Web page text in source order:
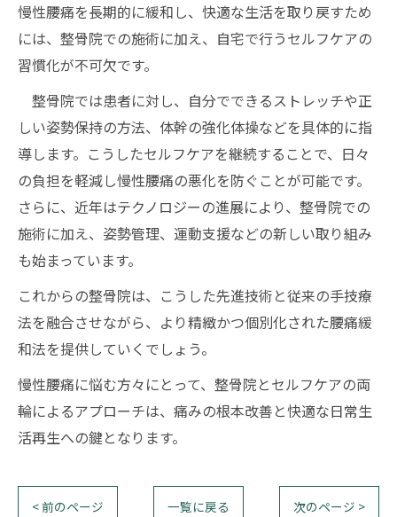
慢性腰痛を長期的に緩和し、快適な生活を取り戻すため
には、整骨院での施術に加え、自宅で行うセルフケアの
習慣化が不可欠です。
整骨院では患者に対し、自分でできるストレッチや正
しい姿勢保持の方法、体幹の強化体操などを具体的に指
導します。こうしたセルフケアを継続することで、日々
の負担を軽減し慢性腰痛の悪化を防ぐことが可能です。
さらに、近年はテクノロジーの進展により、整骨院での
施術に加え、姿勢管理、運動支援などの新しい取り組み
も始まっています。
これからの整骨院は、こうした先進技術と従来の手技療
法を融合させながら、より精緻かつ個別化された腰痛緩
和法を提供していくでしょう。
慢性腰痛に悩む方々にとって、整骨院とセルフケアの両
輪によるアプローチは、痛みの根本改善と快適な日常生
活再生への鍵となります。
< 前のページ 一覧に戻る 次のページ >